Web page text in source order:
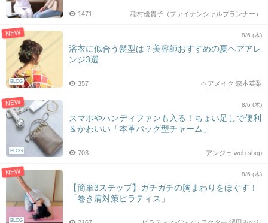
稲村優貴子（ファイナンシャルプランナー）
1471
NEW
BLOG
8/6 (木)
浴衣に似合う髪型は？美容師おすすめの夏ヘアアレ
ンジ3選
ヘアメイク 森本英梨
357
NEW
BLOG
8/6 (木)
スマホやハンディファンも入る！ちょい足しで便利
＆かわいい「本革バッグ型チャーム」
アンジェ web shop
703
NEW
BLOG
8/6 (木)
【簡単3ステップ】ガチガチの胸まわりをほぐす！
「巻き肩対策ピラティス」